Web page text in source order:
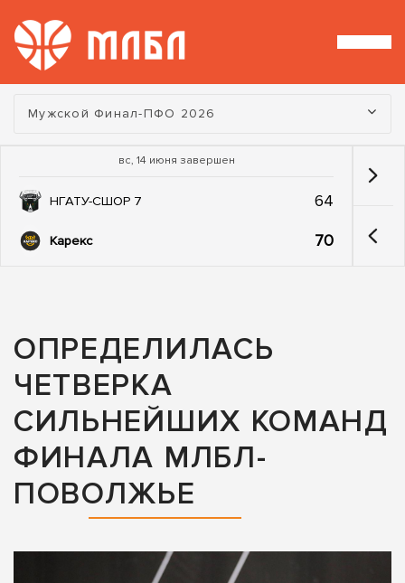
Турнир:
Мужской Финал-ПФО 2026
вс, 14 июня завершен
НГАТУ-СШОР 7 64
Карекс 70
ОПРЕДЕЛИЛАСЬ
ЧЕТВЕРКА
СИЛЬНЕЙШИХ КОМАНД
ФИНАЛА МЛБЛ-
ПОВОЛЖЬЕ